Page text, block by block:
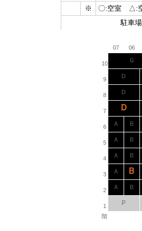
※
〇:空室 △:
駐車
07 06
10 Ｇ
9 Ｄ
8 Ｄ
7 Ｄ
6 Ａ Ｂ
5 Ａ Ｂ
4 Ａ Ｂ
3 Ａ Ｂ
2 Ａ Ｂ
1 P
階